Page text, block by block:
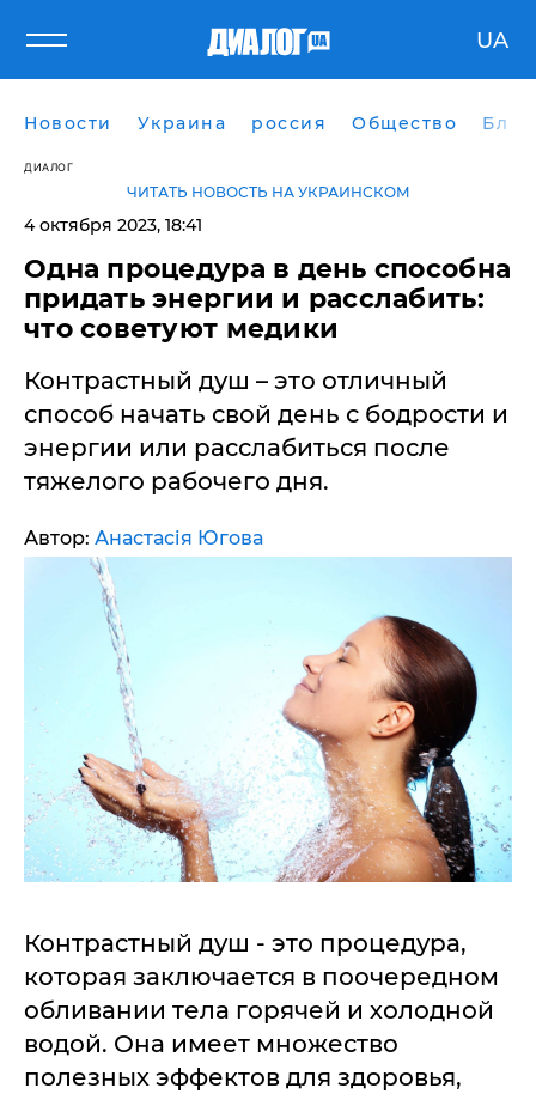
UA
Новости Украина россия Общество
ДИАЛОГ
ЧИТАТЬ НОВОСТЬ НА УКРАИНСКОМ
4 октября 2023, 18:41
​Одна процедура в день способна
придать энергии и расслабить:
что советуют медики
Контрастный душ – это отличный
способ начать свой день с бодрости и
энергии или расслабиться после
тяжелого рабочего дня.
Автор: Анастасія Югова
Контрастный душ - это процедура,
которая заключается в поочередном
обливании тела горячей и холодной
водой. Она имеет множество
полезных эффектов для здоровья,